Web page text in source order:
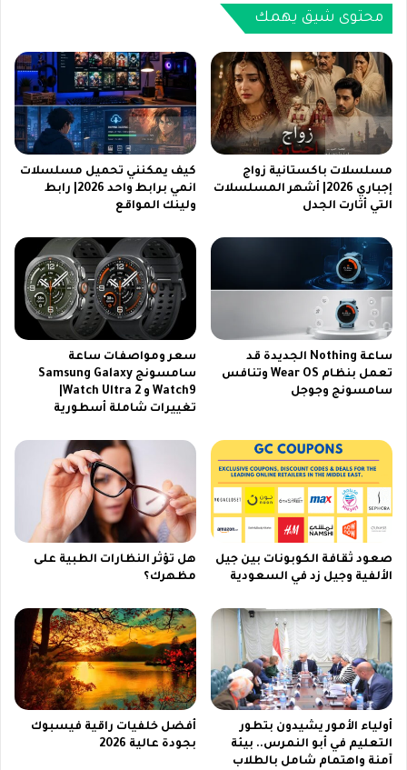
ت
2
6
ث
م
ب
ر
|
ق
ر
آ
ن
ا
ر
ب
ص
ت
ش
خ
س
ع
د
ا
ل
ف
ي
ه
ا
ت
م
ن
ي
س
ب
ك
و
ي
و
ب
ا
2
2
6
محتوى شيق يهمك
مسلسلات باكستانية زواج
إجباري 2026| أشهر المسلسلات
التي أثارت الجدل
كيف يمكنني تحميل مسلسلات
انمي برابط واحد 2026| رابط
ولينك المواقع
ساعة Nothing الجديدة قد
تعمل بنظام Wear OS وتنافس
سامسونج وجوجل
سعر ومواصفات ساعة
سامسونج Samsung Galaxy
تغييرات شاملة أسطورية
صعود ثقافة الكوبونات بين جيل
الألفية وجيل زد في السعودية
هل تؤثر النظارات الطبية على
مظهرك؟
أولياء الأمور يشيدون بتطور
التعليم في أبو النمرس.. بيئة
آمنة واهتمام شامل بالطلاب
أفضل خلفيات راقية فيسبوك
بجودة عالية 2026